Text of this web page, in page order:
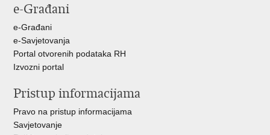
FacebookuTwitteru
e-Građani
e-Građani
e-Savjetovanja
Portal otvorenih podataka RH
Izvozni portal
Pristup informacijama
Pravo na pristup informacijama
Savjetovanje